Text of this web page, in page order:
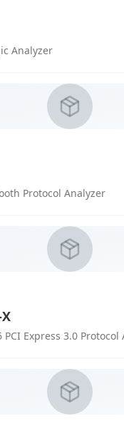
Analyzer
Protocol Analyzer
PCI Express 3.0 Protocol